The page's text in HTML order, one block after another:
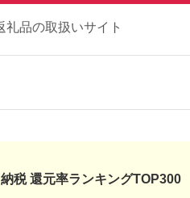
礼品の取扱いサイト
税 還元率ランキングTOP300